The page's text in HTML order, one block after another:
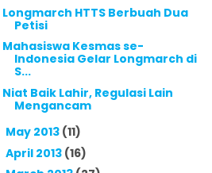
Longmarch HTTS Berbuah Dua
Petisi
Mahasiswa Kesmas se-
Indonesia Gelar Longmarch di
S...
Niat Baik Lahir, Regulasi Lain
Mengancam
May 2013 (11)
April 2013 (16)